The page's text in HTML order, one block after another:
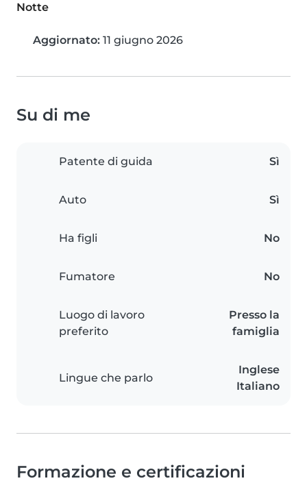
Notte
Aggiornato: 11 giugno 2026
Su di me
Patente di guida Sì
Auto Sì
Ha figli No
Fumatore No
Luogo di lavoro
preferito
Presso la
famiglia
Lingue che parlo
Inglese
Italiano
Formazione e certificazioni